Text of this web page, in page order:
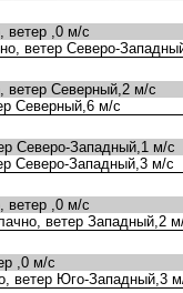
ветер ,0 м/с
ветер Северо-
Северный,2 м/с
Северный,6 м/с
Северо-Западный,1 м/с
Северо-Западный,3 м/с
ветер ,0 м/с
ветер Западный,2
,0 м/с
ветер Юго-Западный,3